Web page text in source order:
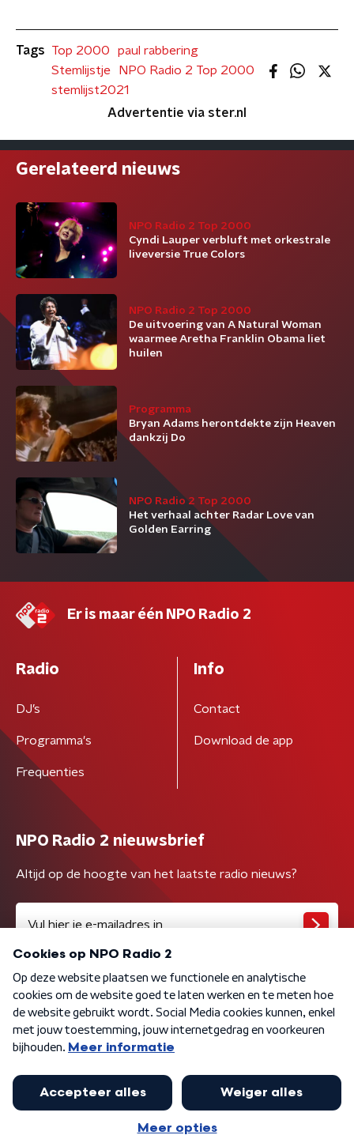
Tags Top 2000
paul rabbering
Stemlijstje
NPO Radio 2 Top 2000
stemlijst2021
Advertentie via ster.nl
Gerelateerd nieuws
NPO Radio 2 Top 2000
Cyndi Lauper verbluft met orkestrale
liveversie True Colors
NPO Radio 2 Top 2000
De uitvoering van A Natural Woman
waarmee Aretha Franklin Obama liet
huilen
Programma
Bryan Adams herontdekte zijn Heaven
dankzij Do
NPO Radio 2 Top 2000
Het verhaal achter Radar Love van
Golden Earring
Er is maar één NPO Radio 2
Radio
DJ’s
Programma's
Frequenties
Info
Contact
Download de app
NPO Radio 2 nieuwsbrief
Altijd op de hoogte van het laatste radio nieuws?
Algemene voorwaarden